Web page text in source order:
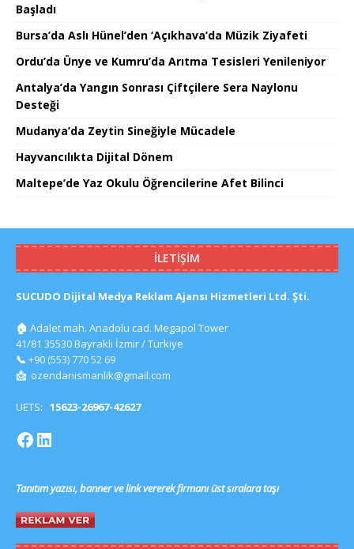
Başladı
Bursa’da Aslı Hünel’den ‘Açıkhava’da Müzik Ziyafeti
Ordu’da Ünye ve Kumru’da Arıtma Tesisleri Yenileniyor
Antalya’da Yangın Sonrası Çiftçilere Sera Naylonu
Desteği
Mudanya’da Zeytin Sineğiyle Mücadele
Hayvancılıkta Dijital Dönem
Maltepe’de Yaz Okulu Öğrencilerine Afet Bilinci
İLETIŞIM
SUCUDO Dijital Medya Reklam Ajansı Hizmetleri Ltd. Şti.
🏠 Adalet mah. Anadolu cad. Megapol Tower
41/81 35530 Bayraklı İzmir / Türkiye
📞 +90 (553) 770 52 69
📩 ozendanismanlik@gmail.com
UETS: 15623-26967-42627
Tanıtım yazısı, banner ve link vererek firmanı üst sıralara taşı